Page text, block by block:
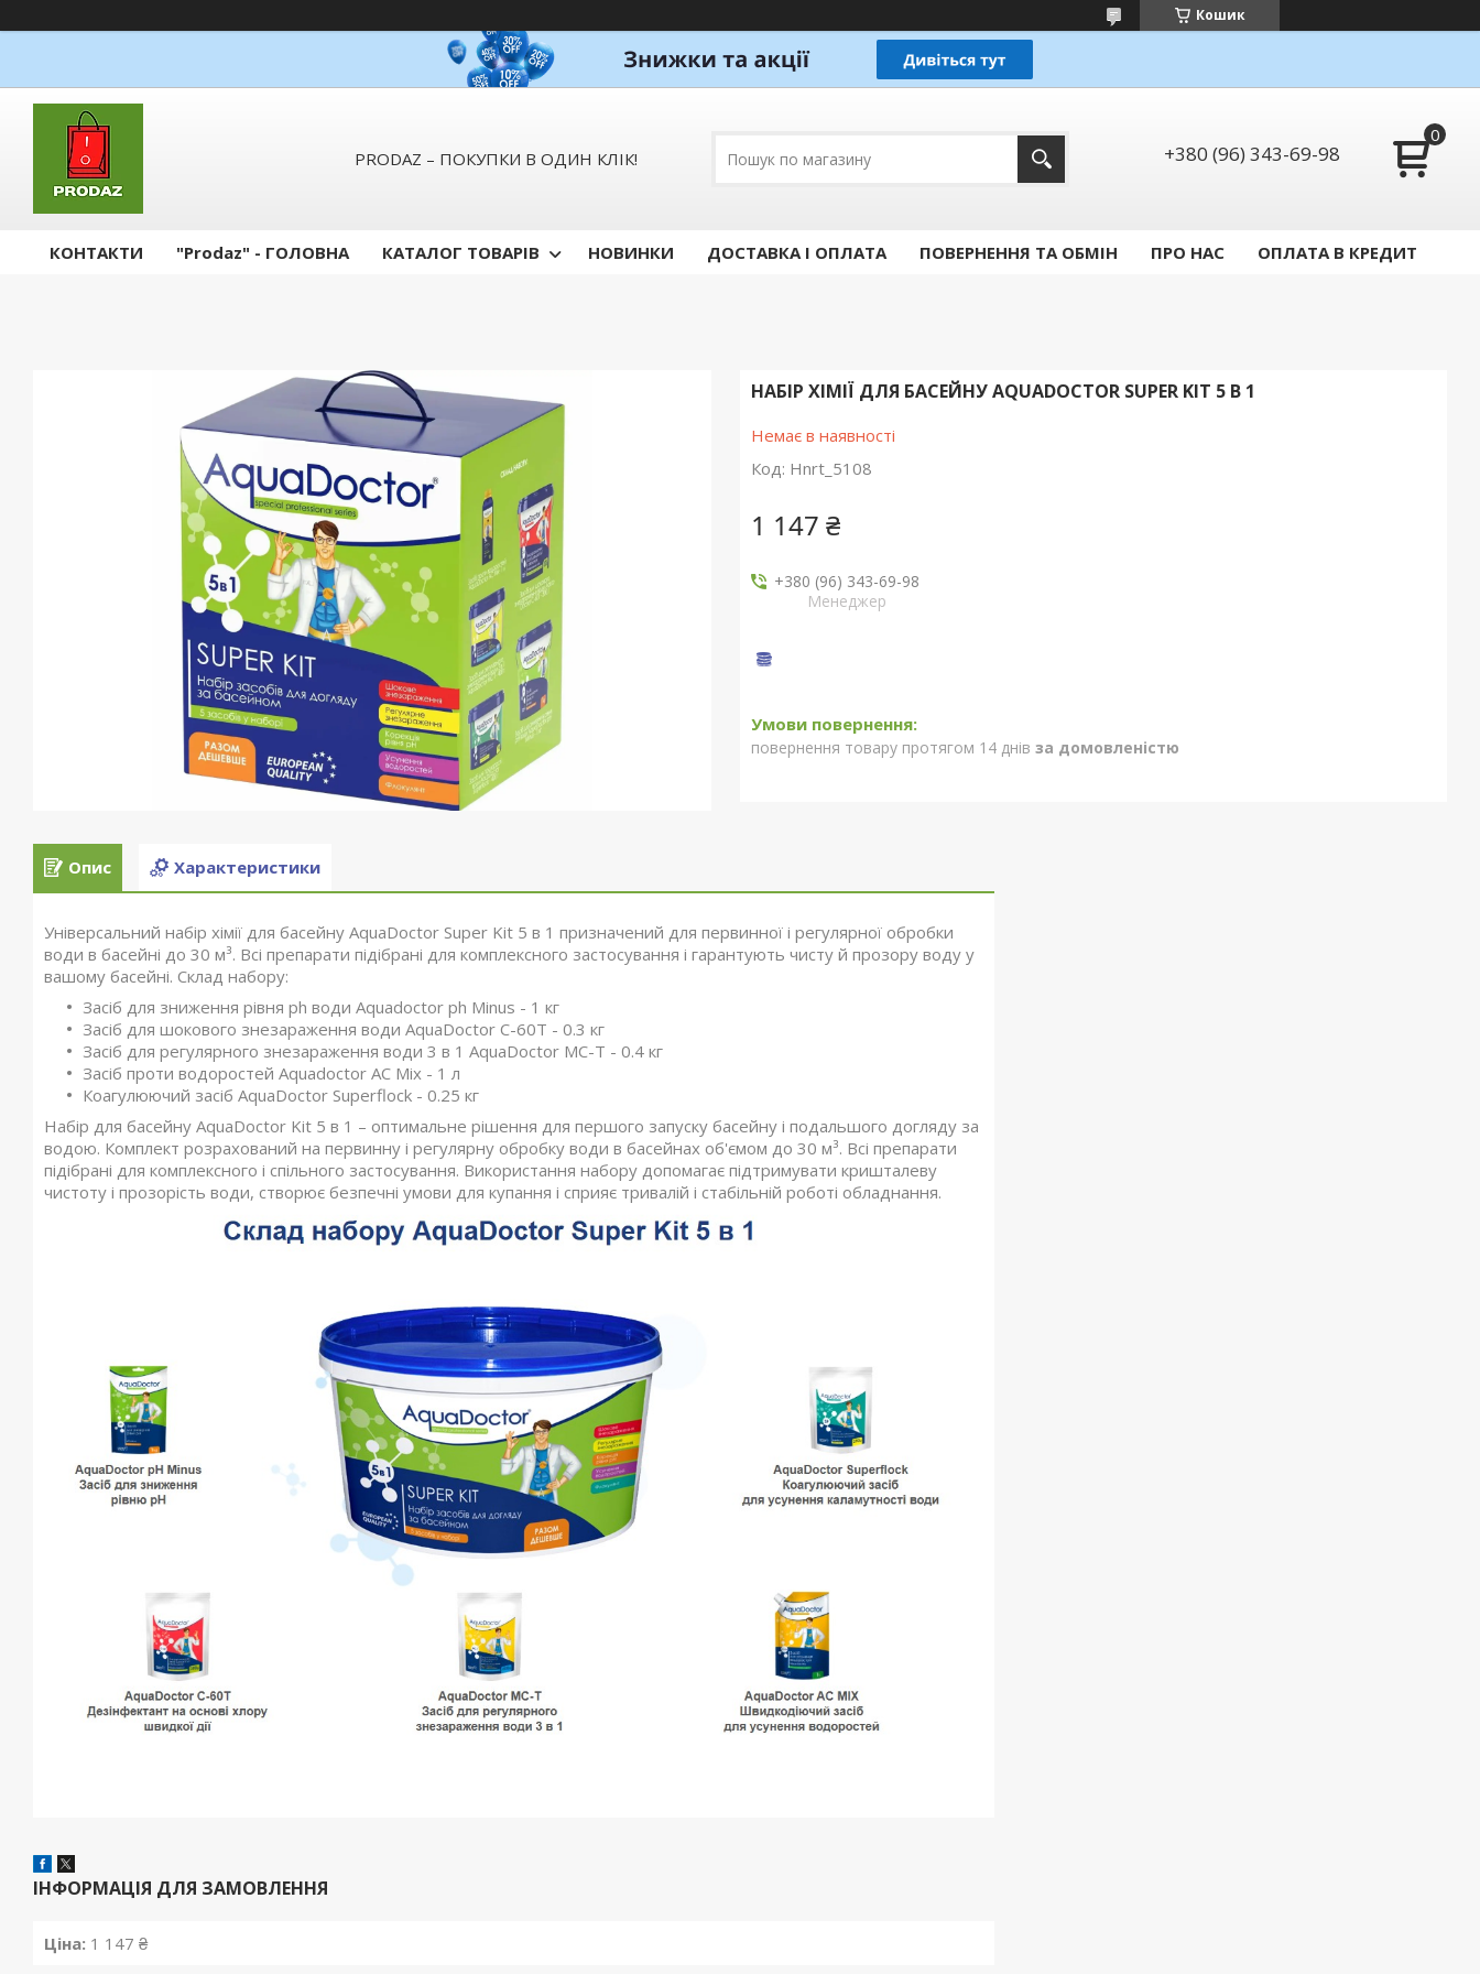
Кошик
PRODAZ – ПОКУПКИ В ОДИН КЛІК! +380 (96) 343-69-98
КОНТАКТИ "Prodaz" - ГОЛОВНА КАТАЛОГ ТОВАРІВ НОВИНКИ ДОСТАВКА І ОПЛАТА ПОВЕРНЕННЯ ТА ОБМІН ПРО НАС ОПЛАТА В КРЕДИТ
НАБІР ХІМІЇ ДЛЯ БАСЕЙНУ AQUADOCTOR SUPER KIT 5 В 1
Немає в наявності
Код: Hnrt_5108
1 147 ₴
+380 (96) 343-69-98
Менеджер
повернення товару протягом 14 днів за домовленістю
Опис Характеристики
Універсальний набір хімії для басейну AquaDoctor Super Kit 5 в 1 призначений для первинної і регулярної обробки
води в басейні до 30 м³. Всі препарати підібрані для комплексного застосування і гарантують чисту й прозору воду у
вашому басейні. Склад набору:
Засіб для зниження рівня ph води Aquadoctor ph Minus - 1 кг
Засіб для шокового знезараження води AquaDoctor C-60T - 0.3 кг
Засіб для регулярного знезараження води 3 в 1 AquaDoctor MC-T - 0.4 кг
Засіб проти водоростей Aquadoctor AC Mix - 1 л
Коагулюючий засіб AquaDoctor Superflock - 0.25 кг
Набір для басейну AquaDoctor Kit 5 в 1 – оптимальне рішення для першого запуску басейну і подальшого догляду за
водою. Комплект розрахований на первинну і регулярну обробку води в басейнах об'ємом до 30 м³. Всі препарати
підібрані для комплексного і спільного застосування. Використання набору допомагає підтримувати кришталеву
чистоту і прозорість води, створює безпечні умови для купання і сприяє тривалій і стабільній роботі обладнання.
ІНФОРМАЦІЯ ДЛЯ ЗАМОВЛЕННЯ
Ціна: 1 147 ₴